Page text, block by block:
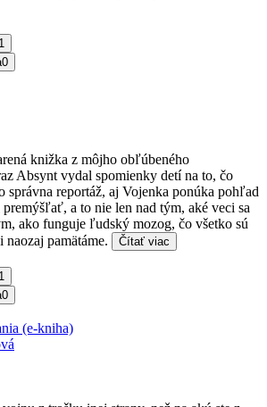
1
0
knižka z môjho obľúbeného
Absynt vydal spomienky detí na to, čo
správna reportáž, aj Vojenka ponúka pohľad
a to nie len nad tým, aké veci sa
ako funguje ľudský mozog, čo všetko sú
naozaj pamätáme.
Čítať viac
1
0
(e-kniha)